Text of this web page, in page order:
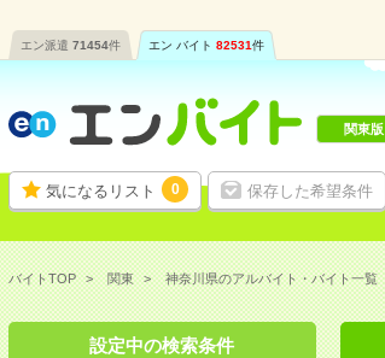
エン派遣 71454件 エン バイト 82531件
気になるリスト 0 保存した希望条件
関東版
バイトTOP 関東 神奈川県のアルバイト・バイト一覧
設定中の検索条件